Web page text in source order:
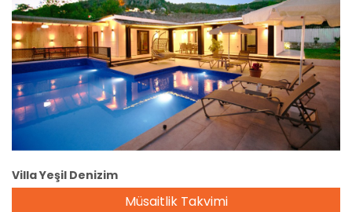
Rezervasyon
Villa Yeşil Denizim
Müsaitlik Takvimi